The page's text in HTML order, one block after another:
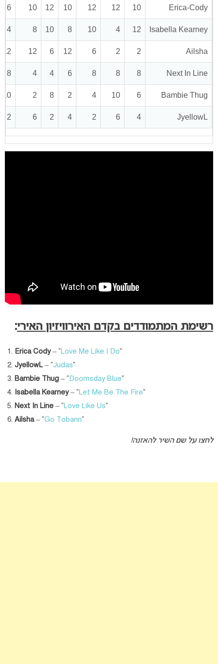
Erica-Cody
10
12
12
10
12
10
6
Isabella Kearney
12
4
10
8
10
8
4
Ailsha
2
2
6
12
6
12
12
Next In Line
8
8
8
6
4
4
8
Bambie Thug
6
10
4
2
8
2
10
JyellowL
4
6
2
4
2
6
2
רשימת המתמודדים בקדם האירוויזיון האירי:
Erica Cody– “Love Me Like I Do“
JyellowL – “Judas“
Bambie Thug – “Doomsday Blue“
Isabella Kearney– “Let Me Be The Fire“
Next In Line – “Love Like Us“
Ailsha– “Go Tobann“
לחצו על שם השיר להאזנה!